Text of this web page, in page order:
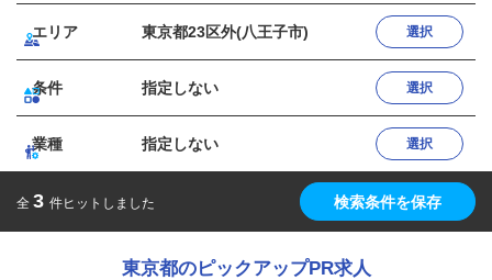
エリア 東京都23区外(八王子市) 選択
条件 指定しない 選択
業種 指定しない 選択
全 3 件ヒットしました 検索条件を保存
東京都のピックアップPR求人